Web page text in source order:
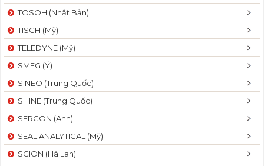
TOSOH (Nhật Bản)
TISCH (Mỹ)
TELEDYNE (Mỹ)
SMEG (Ý)
SINEO (Trung Quốc)
SHINE (Trung Quốc)
SERCON (Anh)
SEAL ANALYTICAL (Mỹ)
SCION (Hà Lan)